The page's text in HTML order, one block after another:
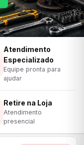
Atendimento
Especializado
Equipe pronta para
ajudar
Retire na Loja
Atendimento
presencial